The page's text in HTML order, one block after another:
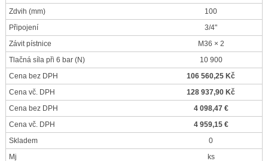
Zdvih (mm)
100
Připojení
3/4"
Závit pístnice
M36 × 2
Tlačná síla při 6 bar (N)
10 900
Cena bez DPH
106 560,25 Kč
Cena vč. DPH
128 937,90 Kč
Cena bez DPH
4 098,47 €
Cena vč. DPH
4 959,15 €
Skladem
0
Mj
ks